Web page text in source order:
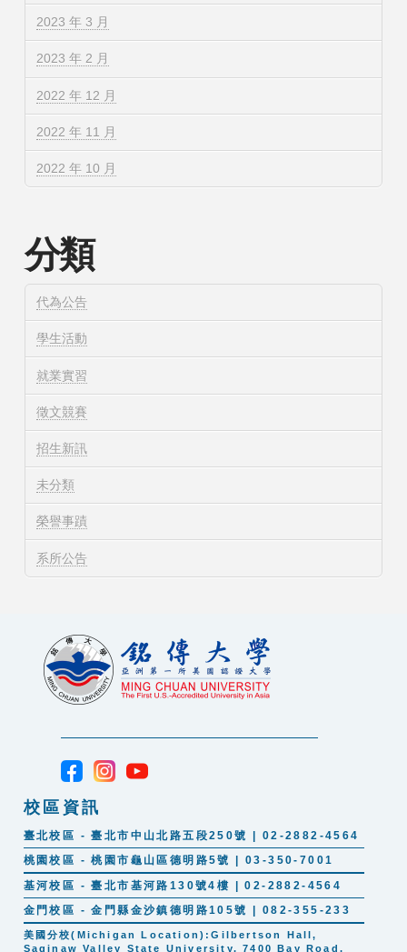
2023 年 3 月
2023 年 2 月
2022 年 12 月
2022 年 11 月
2022 年 10 月
分類
代為公告
學生活動
就業實習
徵文競賽
招生新訊
未分類
榮譽事蹟
系所公告
校區資訊
臺北校區 - 臺北市中山北路五段250號 | 02-2882-4564
桃園校區 - 桃園市龜山區德明路5號 | 03-350-7001
基河校區 - 臺北市基河路130號4樓 | 02-2882-4564
金門校區 - 金門縣金沙鎮德明路105號 | 082-355-233
美國分校(Michigan Location):Gilbertson Hall,
Saginaw Valley State University, 7400 Bay Road,